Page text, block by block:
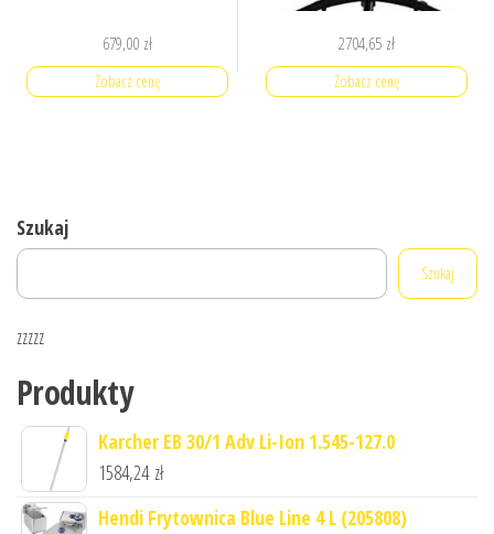
679,00 zł
Zobacz cenę
2704,65 zł
Zobacz cenę
Szukaj
Szukaj
zzzzz
Produkty
Karcher EB 30/1 Adv Li-Ion 1.545-127.0
1584,24 zł
Hendi Frytownica Blue Line 4 L (205808)